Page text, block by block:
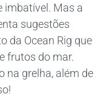
imbatível. Mas a
sugestões
da Ocean Rig que
frutos do mar.
na grelha, além de